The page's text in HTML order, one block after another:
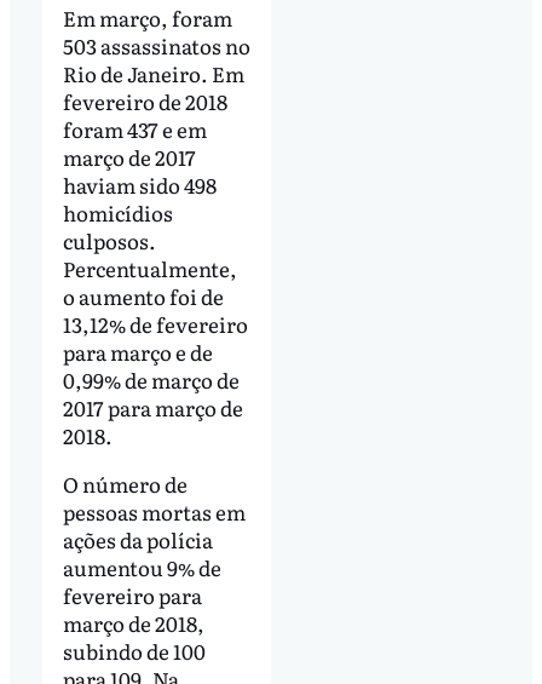
Em março, foram
503 assassinatos no
Rio de Janeiro. Em
fevereiro de 2018
foram 437 e em
março de 2017
haviam sido 498
homicídios
culposos.
Percentualmente,
o aumento foi de
13,12% de fevereiro
para março e de
0,99% de março de
2017 para março de
2018.
O número de
pessoas mortas em
ações da polícia
aumentou 9% de
fevereiro para
março de 2018,
subindo de 100